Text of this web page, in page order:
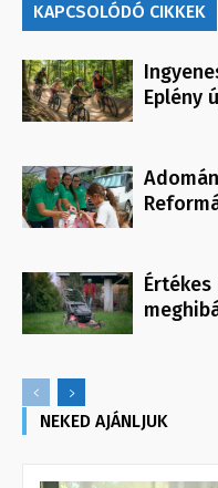
KAPCSOLÓDÓ CIKKEK
Eplény
NEKED AJÁNLJUK